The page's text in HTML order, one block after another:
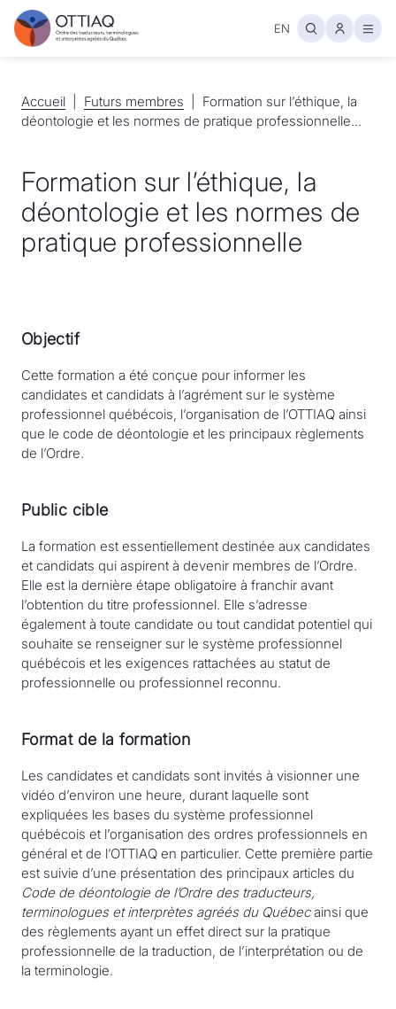
EN
Accueil
Accueil Futurs membres
Futurs membres
Formation sur l’éthique, la
déontologie et les normes de pratique professionnelle...
Formation sur l’éthique, la
déontologie et les normes de
pratique professionnelle
Objectif
Cette formation a été conçue pour informer les
candidates et candidats à l’agrément sur le système
professionnel québécois, l’organisation de l’OTTIAQ ainsi
que le code de déontologie et les principaux règlements
de l’Ordre.
Public cible
La formation est essentiellement destinée aux candidates
et candidats qui aspirent à devenir membres de l’Ordre.
Elle est la dernière étape obligatoire à franchir avant
l’obtention du titre professionnel. Elle s’adresse
également à toute candidate ou tout candidat potentiel qui
souhaite se renseigner sur le système professionnel
québécois et les exigences rattachées au statut de
professionnelle ou professionnel reconnu.
Format de la formation
Les candidates et candidats sont invités à visionner une
vidéo d’environ une heure, durant laquelle sont
expliquées les bases du système professionnel
québécois et l’organisation des ordres professionnels en
général et de l’OTTIAQ en particulier. Cette première partie
est suivie d’une présentation des principaux articles du
Code de déontologie de l’Ordre des traducteurs,
terminologues et interprètes agréés du Québecainsi que
des règlements ayant un effet direct sur la pratique
professionnelle de la traduction, de l’interprétation ou de
la terminologie.